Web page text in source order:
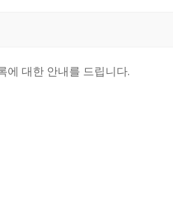
대한 안내를 드립니다.